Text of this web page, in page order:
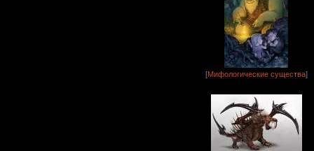
[Мифологические существа]